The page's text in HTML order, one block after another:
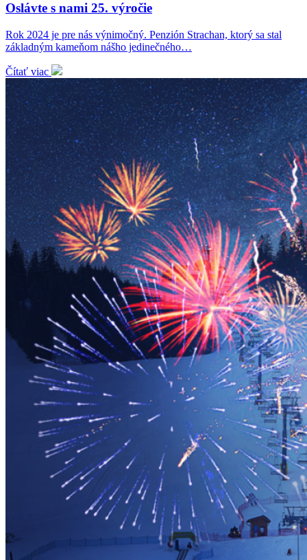
Oslávte s nami 25. výročie
Rok 2024 je pre nás výnimočný. Penzión Strachan, ktorý sa stal
základným kameňom nášho jedinečného…
Čítať viac